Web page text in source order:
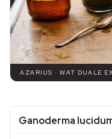
AZARIUS · WAT DUALE
Ganoderma